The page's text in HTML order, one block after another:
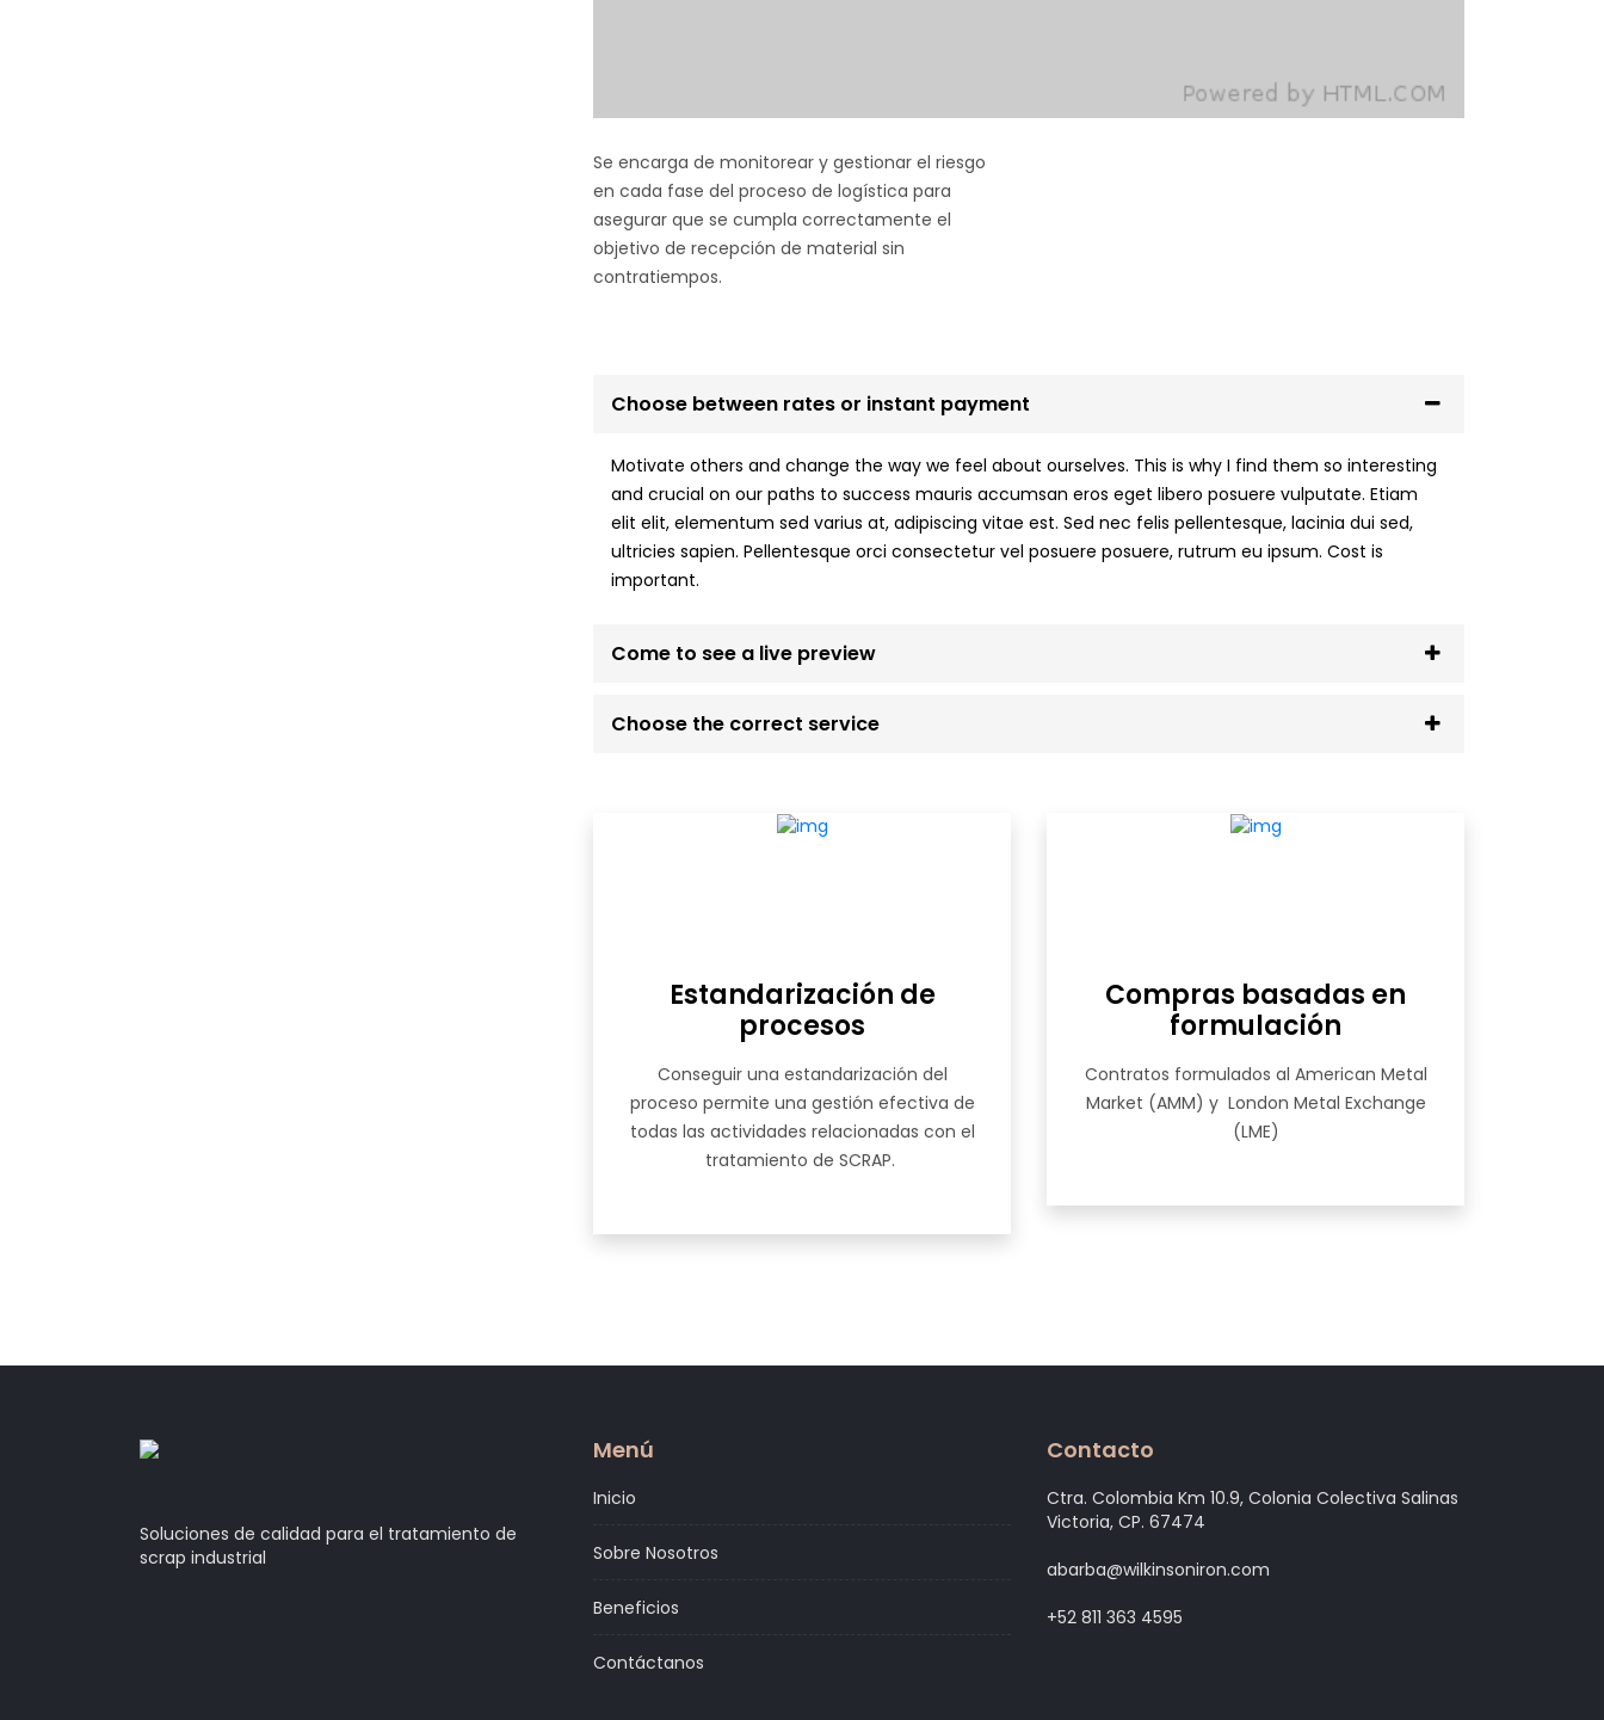
Se encarga de monitorear y gestionar el riesgo
en cada fase del proceso de logística para
asegurar que se cumpla correctamente el
objetivo de recepción de material sin
contratiempos.
Choose between rates or instant payment
Motivate others and change the way we feel about ourselves. This is why I find them so interesting
and crucial on our paths to success mauris accumsan eros eget libero posuere vulputate. Etiam
elit elit, elementum sed varius at, adipiscing vitae est. Sed nec felis pellentesque, lacinia dui sed,
ultricies sapien. Pellentesque orci consectetur vel posuere posuere, rutrum eu ipsum. Cost is
important.
Come to see a live preview
Choose the correct service
Estandarización de
procesos
Conseguir una estandarización del
proceso permite una gestión efectiva de
todas las actividades relacionadas con el
tratamiento de SCRAP.
Compras basadas en
formulación
Contratos formulados al American Metal
Market (AMM) y London Metal Exchange
(LME)
Soluciones de calidad para el tratamiento de
scrap industrial
Menú
Inicio
Sobre Nosotros
Beneficios
Contáctanos
Contacto
Ctra. Colombia Km 10.9, Colonia Colectiva Salinas
Victoria, CP. 67474
abarba@wilkinsoniron.com
+52 811 363 4595